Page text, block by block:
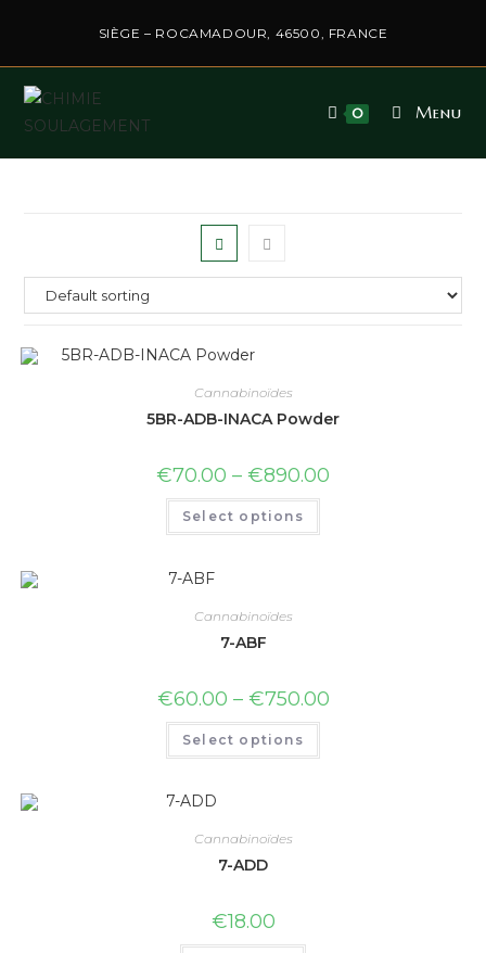
SIÈGE – ROCAMADOUR, 46500, FRANCE
0 Menu
Cannabinoïdes
5BR-ADB-INACA Powder
€70.00 – €890.00
Select options
Cannabinoïdes
7-ABF
€60.00 – €750.00
Select options
Cannabinoïdes
7-ADD
€18.00